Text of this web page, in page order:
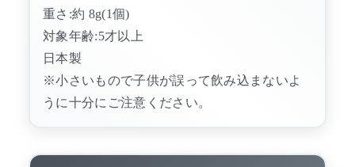
重さ:約 8g(1個)
対象年齢:5才以上
日本製
※小さいもので子供が誤って飲み込まないよ
うに十分にご注意ください。